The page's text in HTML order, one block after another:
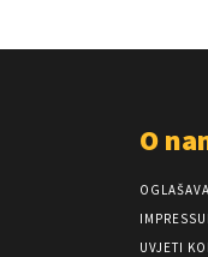
O
UVJETI